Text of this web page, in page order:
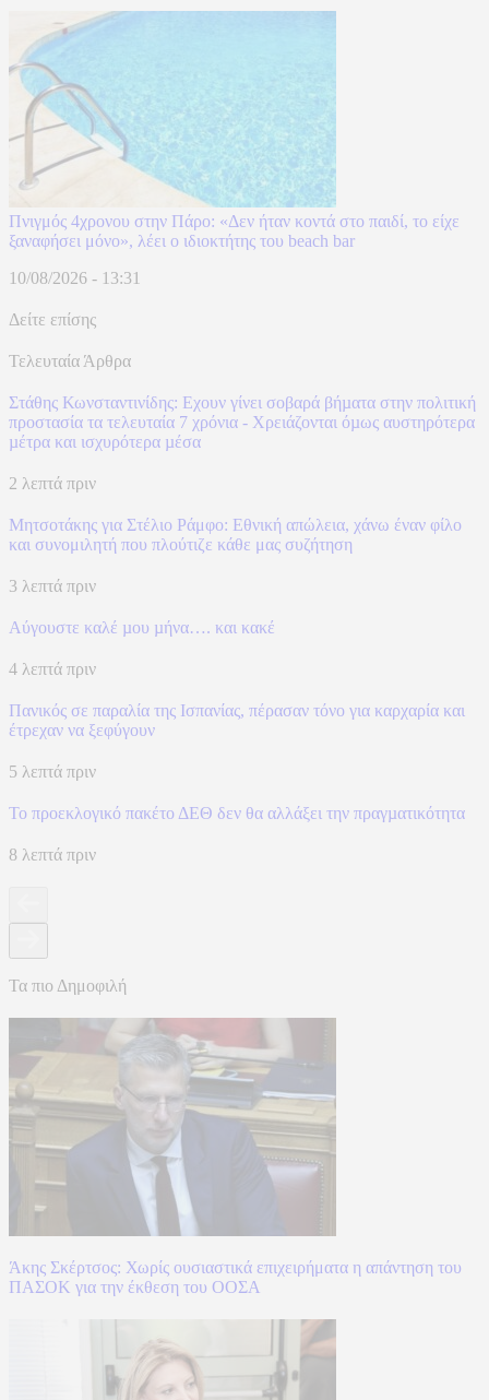
Πνιγμός 4χρονου στην Πάρο: «Δεν ήταν κοντά στο παιδί, το είχε
ξαναφήσει μόνο», λέει ο ιδιοκτήτης του beach bar
10/08/2026 - 13:31
Δείτε επίσης
Τελευταία Άρθρα
Στάθης Κωνσταντινίδης: Εχουν γίνει σοβαρά βήµατα στην πολιτική
προστασία τα τελευταία 7 χρόνια - Χρειάζονται όµως αυστηρότερα
µέτρα και ισχυρότερα µέσα
2 λεπτά πριν
Μητσοτάκης για Στέλιο Ράμφο: Εθνική απώλεια, χάνω έναν φίλο
και συνομιλητή που πλούτιζε κάθε μας συζήτηση
3 λεπτά πριν
Αύγουστε καλέ µου µήνα…. και κακέ
4 λεπτά πριν
Πανικός σε παραλία της Ισπανίας, πέρασαν τόνο για καρχαρία και
έτρεχαν να ξεφύγουν
5 λεπτά πριν
Το προεκλογικό πακέτο ΔΕΘ δεν θα αλλάξει την πραγµατικότητα
8 λεπτά πριν
Τα πιο Δημοφιλή
Άκης Σκέρτσος: Χωρίς ουσιαστικά επιχειρήματα η απάντηση του
ΠΑΣΟΚ για την έκθεση του ΟΟΣΑ